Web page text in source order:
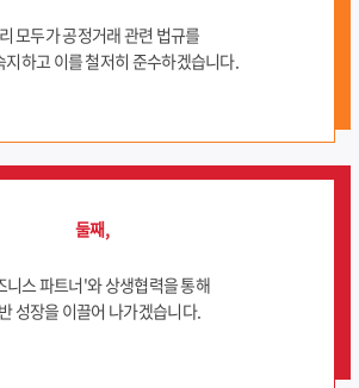
모두가 공정거래 관련 법규를
지하고 이를 철저히 준수하겠습니다.
둘째,
니스 파트너'와 상생협력을 통해
성장을 이끌어 나가겠습니다.